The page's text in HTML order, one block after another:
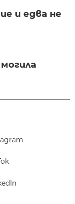
и едва не